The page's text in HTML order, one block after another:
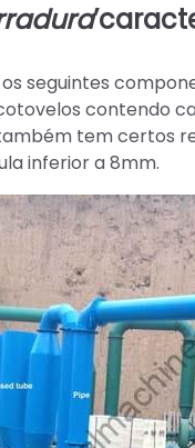
’
seguintes
contendo
tem certos
inferior a 8mm.